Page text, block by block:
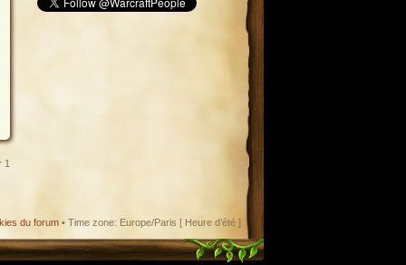
1
du forum • Time zone: Europe/Paris [ Heure d’été ]